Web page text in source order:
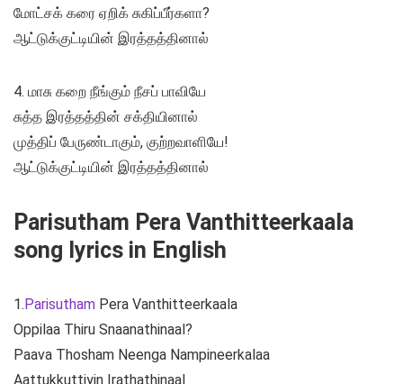
மோட்சக் கரை ஏறிக் சுகிப்பீர்களா?
ஆட்டுக்குட்டியின் இரத்தத்தினால்
4. மாசு கறை நீங்கும் நீசப் பாவியே
சுத்த இரத்தத்தின் சக்தியினால்
முத்திப் பேருண்டாகும், குற்றவாளியே!
ஆட்டுக்குட்டியின் இரத்தத்தினால்
Parisutham Pera Vanthitteerkaala
song lyrics in English
1.Parisutham Pera Vanthitteerkaala
Oppilaa Thiru Snaanathinaal?
Paava Thosham Neenga Nampineerkalaa
Aattukkuttiyin Irathathinaal